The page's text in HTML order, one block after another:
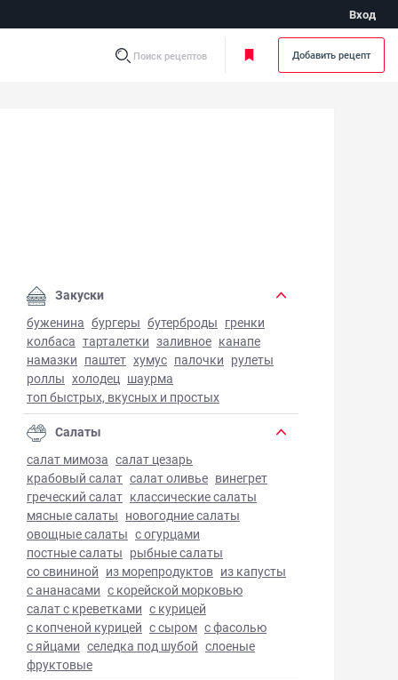
Вход
Поиск рецептов Добавить рецепт
суп из нута - фото готового блюда
Закуски
буженина бургеры бутерброды гренки
колбаса тарталетки заливное канапе
намазки паштет хумус палочки рулеты
роллы холодец шаурма
топ быстрых, вкусных и простых
Салаты
салат мимоза салат цезарь
крабовый салат салат оливье винегрет
греческий салат классические салаты
мясные салаты новогодние салаты
овощные салаты с огурцами
постные салаты рыбные салаты
со свининой из морепродуктов из капусты
с ананасами с корейской морковью
салат с креветками с курицей
с копченой курицей с сыром с фасолью
с яйцами селедка под шубой слоеные
фруктовые